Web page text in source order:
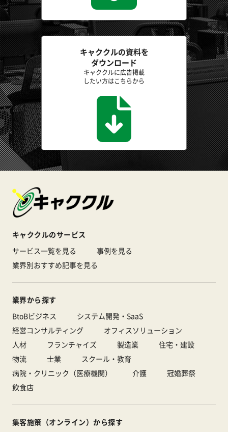
キャククルの資料を
ダウンロード
キャククルに広告掲載
したい方はこちらから
キャククルのサービス
サービス一覧を見る
事例を見る
業界別おすすめ記事を見る
業界から探す
BtoBビジネス
システム開発・SaaS
経営コンサルティング
オフィスソリューション
人材
フランチャイズ 製造業
住宅・建設
物流
士業
スクール・教育
病院・クリニック（医療機関）
介護
冠婚葬祭
飲食店
集客施策（オンライン）から探す